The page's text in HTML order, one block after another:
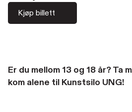
Kjøp billett
Er du mellom 13 og 18 år? Ta
kom alene til Kunstsilo UNG!